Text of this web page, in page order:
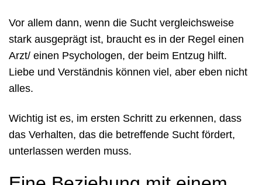
Vor allem dann, wenn die Sucht vergleichsweise
stark ausgeprägt ist, braucht es in der Regel einen
Arzt/ einen Psychologen, der beim Entzug hilft.
Liebe und Verständnis können viel, aber eben nicht
alles.
Wichtig ist es, im ersten Schritt zu erkennen, dass
das Verhalten, das die betreffende Sucht fördert,
unterlassen werden muss.